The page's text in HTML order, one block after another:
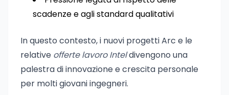
scadenze e agli standard qualitativi
In questo contesto, i nuovi progetti Arc e le
relative offerte lavoro Inteldivengono una
palestra di innovazione e crescita personale
per molti giovani ingegneri.